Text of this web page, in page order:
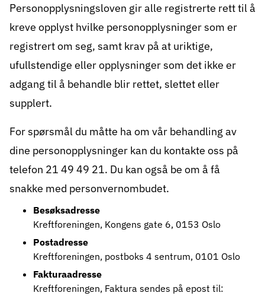
Personopplysningsloven gir alle registrerte rett til å
kreve opplyst hvilke personopplysninger som er
registrert om seg, samt krav på at uriktige,
ufullstendige eller opplysninger som det ikke er
adgang til å behandle blir rettet, slettet eller
supplert.
For spørsmål du måtte ha om vår behandling av
dine personopplysninger kan du kontakte oss på
telefon 21 49 49 21. Du kan også be om å få
snakke med personvernombudet.
Besøksadresse
Kreftforeningen, Kongens gate 6, 0153 Oslo
Postadresse
Kreftforeningen, postboks 4 sentrum, 0101 Oslo
Fakturaadresse
Kreftforeningen, Faktura sendes på epost til: